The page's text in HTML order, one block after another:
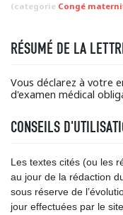
(categorie Congé
RÉSUMÉ DE LA
Vous déclarez à votre
d'examen médical
CONSEILS
Les textes cités (ou les
au jour de la rédaction
sous réserve de
jour effectuées par le